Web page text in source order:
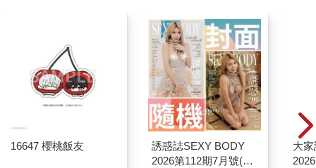
16647 櫻桃飯友
誘惑誌SEXY BODY
2026第112期7月號(兩
大